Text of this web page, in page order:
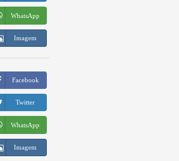
WhatsApp
Imagem
Facebook
Twitter
WhatsApp
Imagem